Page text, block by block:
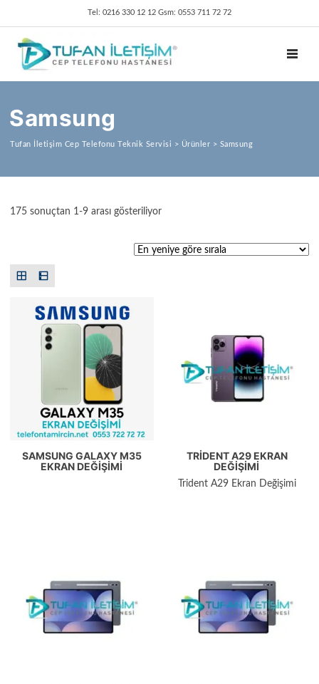
Tel: 0216 330 12 12 Gsm: 0553 711 72 72
Samsung
Tufan İletişim Cep Telefonu Teknik Servisi > Ürünler > Samsung
175 sonuçtan 1-9 arası gösteriliyorEn yeniye göre sıralandı
SAMSUNG GALAXY M35
EKRAN DEĞIŞIMI
TRIDENT A29 EKRAN
DEĞIŞIMI
Trident A29 Ekran Değişimi